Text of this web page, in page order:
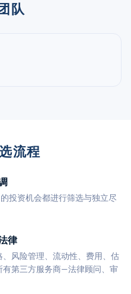
队
流程
投资机会都进行筛选与独立尽
律
风险管理、流动性、费用、估
第三方服务商—法律顾问、审